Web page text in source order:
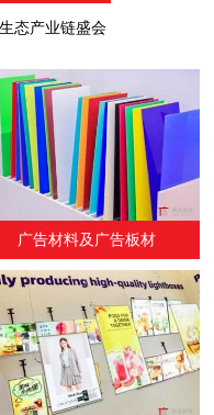
态产业链盛会
广告材料及广告板材